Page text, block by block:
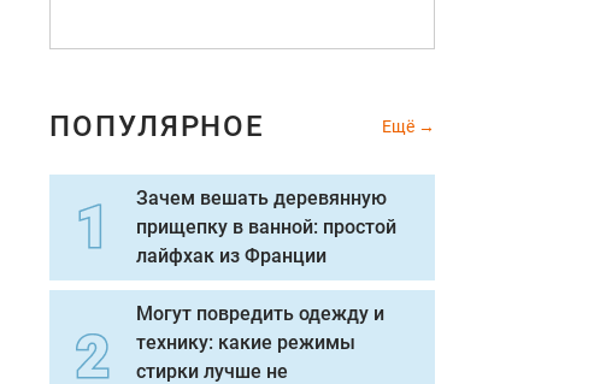
ПОПУЛЯРНОЕ Ещё
Зачем вешать деревянную
прищепку в ванной: простой
лайфхак из Франции
Могут повредить одежду и
технику: какие режимы
стирки лучше не